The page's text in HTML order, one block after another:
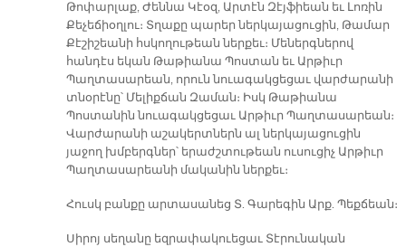
Թոփարլաք, Ժեննա Կէօզ, Արտէն Զէյֆիեան եւ Լոռին
Քեչեճիօղլու։ Տղաքը պարեր ներկայացուցին, Թամար
Քէշիշեանի հսկողութեան ներքեւ։ Մեներգներով
հանդէս եկան Թաթիանա Պոստան եւ Արթիւր
Պաղտասարեան, որուն նուագակցեցաւ վարժարանի
տնօրէնը՝ Մելիքճան Զաման։ Իսկ Թաթիանա
Պոստանին նուագակցեցաւ Արթիւր Պաղտասարեան։
Վարժարանի աշակերտներն ալ ներկայացուցին
յաջող խմբերգներ՝ երաժշտութեան ուսուցիչ Արթիւր
Պաղտասարեանի մականին ներքեւ։
Հուսկ բանքը արտասանեց Տ. Գարեգին Արք. Պեքճեան։
Սիրոյ սեղանը եզրափակուեցաւ Տէրունական